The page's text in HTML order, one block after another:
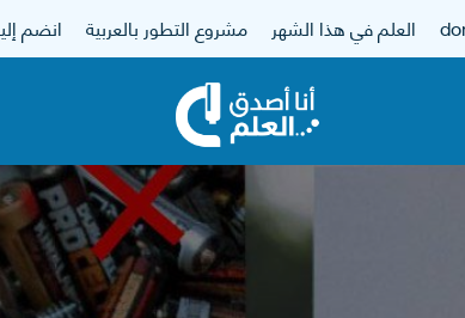
العلم في هذا الشهر مشروع التطور بالعربية انضم